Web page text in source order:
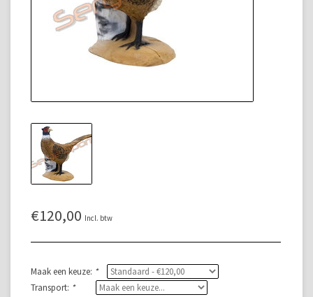
€120,00 Incl. btw
Maak een keuze: *
Transport: *